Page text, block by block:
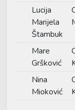
Lucija
Marijela
Štambuk
Mare
Gršković
Nina
Mioković